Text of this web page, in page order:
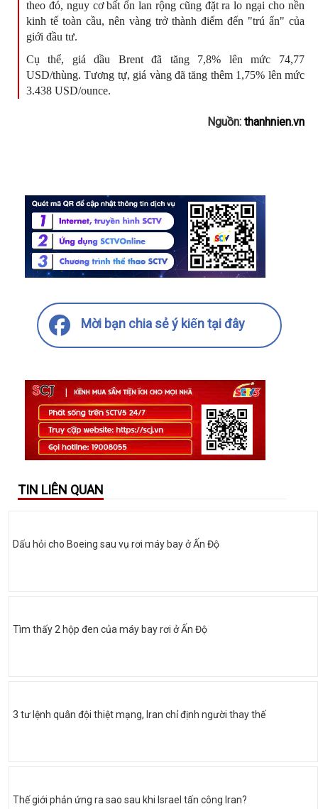
theo đó, nguy cơ bất ổn lan rộng cũng đặt ra lo ngại cho nền
kinh tế toàn cầu, nên vàng trở thành điểm đến "trú ẩn" của
giới đầu tư.
Cụ thể, giá dầu Brent đã tăng 7,8% lên mức 74,77
USD/thùng. Tương tự, giá vàng đã tăng thêm 1,75% lên mức
3.438 USD/ounce.
Nguồn: thanhnien.vn
Mời bạn chia sẻ ý kiến tại đây
TIN LIÊN QUAN
Dấu hỏi cho Boeing sau vụ rơi máy bay ở Ấn Độ
Tìm thấy 2 hộp đen của máy bay rơi ở Ấn Độ
3 tư lệnh quân đội thiệt mạng, Iran chỉ định người thay thế
Thế giới phản ứng ra sao sau khi Israel tấn công Iran?